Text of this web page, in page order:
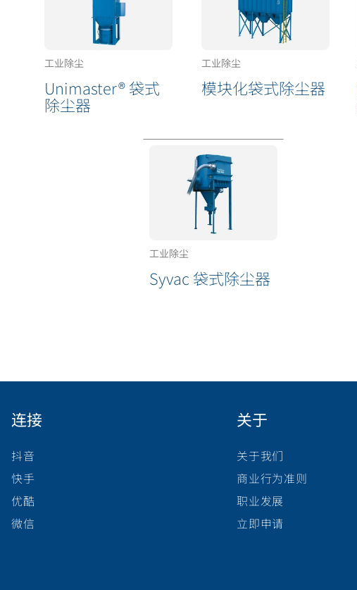
工业除尘
Unimaster® 袋式
除尘器
工业除尘
模块化袋式除尘器
工业除尘
Syvac 袋式除尘器
连接
抖音
快手
优酷
微信
关于
关于我们
商业行为准则
职业发展
立即申请